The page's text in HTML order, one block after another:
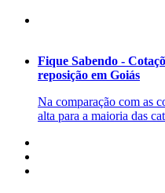
Fique Sabendo -
reposição em Goiás
Na comparação com as
alta para a maioria das